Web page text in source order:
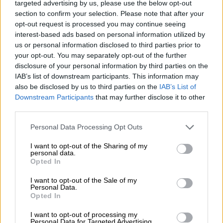
targeted advertising by us, please use the below opt-out
section to confirm your selection. Please note that after your
opt-out request is processed you may continue seeing
interest-based ads based on personal information utilized by
us or personal information disclosed to third parties prior to
your opt-out. You may separately opt-out of the further
disclosure of your personal information by third parties on the
IAB’s list of downstream participants. This information may
also be disclosed by us to third parties on the IAB’s List of
Downstream Participants that may further disclose it to other
Please note that this website/app uses one or more Google
not limited to your visit or usage behaviour. You may click to
grant or deny consent to Google and its third-party tags to
use your data for below specified purposes in below Google
consent section.
Personal Data Processing Opt Outs
I want to opt-out of the Sharing of my
personal data.
Opted In
I want to opt-out of the Sale of my
Personal Data.
Opted In
I want to opt-out of processing my
Personal Data for Targeted Advertising.
γνωστοποιήσετε, αν τόν έχετε. Επιβάλλεται,
όμως, για λόγους ηθικής τάξεως έναντι των
υπολοίπων υποψηφίων, που δεν έχουν εξ
επαγγέλματος τηλεοπτικό βήμα.
Ουδέποτε ζήτησα από ουδένα να συνεχιστεί
απρόσκοπτα η εκπομπή μου, ενώ είμαι
υποψήφια Ευρωβουλευτής με τη ΝΔ. Το
άρθρο 13 του σχετικού νόμου 4255/14
παρέχει το δικαίωμα δύο εμφανίσεων σε
κάθε κανάλι πανελλαδικής εμβέλειας για
τους υποψήφιους Ευρωβουλευτές. Αυτό το
οποίο ζήτησα από τη Διοίκηση της ΕΡΤ είναι
δικαιώματος. Είναι κωμικό να θεωρείται ότι
επιζητώ 2 εκπομπών δημοσιότητα έπειτα
από 16 χρόνια συνεχούς τηλεοπτικής